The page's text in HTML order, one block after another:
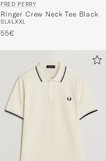
FRED PERRY
Ringer Crew Neck Tee Black
SLXLXXL
55€